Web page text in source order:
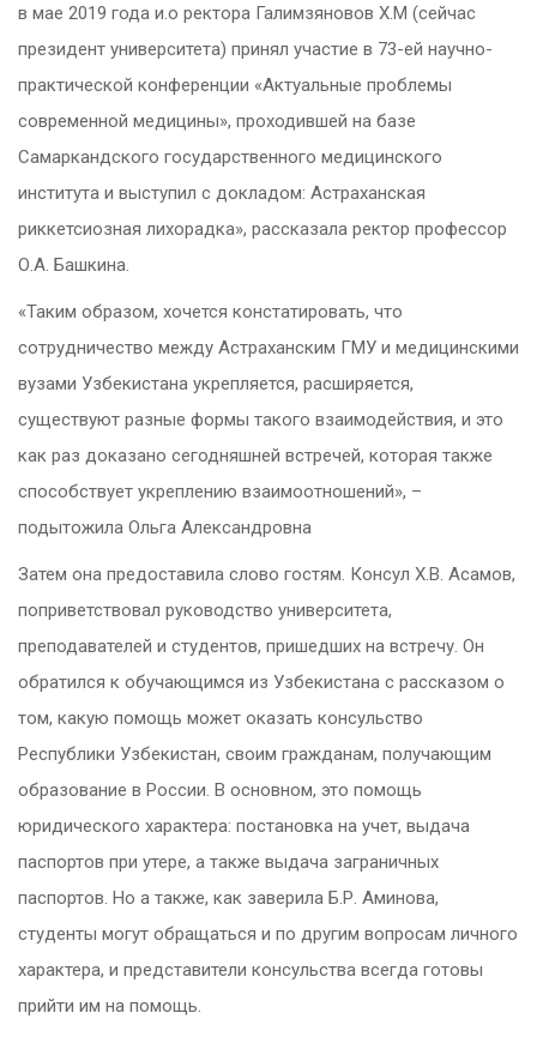
в мае 2019 года и.о ректора Галимзяновов Х.М (сейчас
президент университета) принял участие в 73-ей научно-
практической конференции «Актуальные проблемы
современной медицины», проходившей на базе
Самаркандского государственного медицинского
института и выступил с докладом: Астраханская
риккетсиозная лихорадка», рассказала ректор профессор
О.А. Башкина.
«Таким образом, хочется констатировать, что
сотрудничество между Астраханским ГМУ и медицинскими
вузами Узбекистана укрепляется, расширяется,
существуют разные формы такого взаимодействия, и это
как раз доказано сегодняшней встречей, которая также
способствует укреплению взаимоотношений», –
подытожила Ольга Александровна
Затем она предоставила слово гостям. Консул Х.В. Асамов,
поприветствовал руководство университета,
преподавателей и студентов, пришедших на встречу. Он
обратился к обучающимся из Узбекистана с рассказом о
том, какую помощь может оказать консульство
Республики Узбекистан, своим гражданам, получающим
образование в России. В основном, это помощь
юридического характера: постановка на учет, выдача
паспортов при утере, а также выдача заграничных
паспортов. Но а также, как заверила Б.Р. Аминова,
студенты могут обращаться и по другим вопросам личного
характера, и представители консульства всегда готовы
прийти им на помощь.